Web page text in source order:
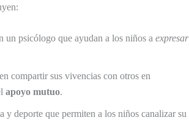
un psicólogo que ayudan a los niños a expresar
compartir sus vivencias con otros en
apoyo mutuo.
y deporte que permiten a los niños canalizar su